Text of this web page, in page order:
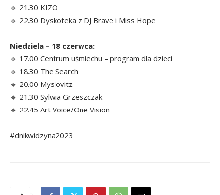
🔹 21.30 KIZO
🔹 22.30 Dyskoteka z DJ Brave i Miss Hope
Niedziela – 18 czerwca:
🔹 17.00 Centrum uśmiechu – program dla dzieci
🔹 18.30 The Search
🔹 20.00 Myslovitz
🔹 21.30 Sylwia Grzeszczak
🔹 22.45 Art Voice/One Vision
#dnikwidzyna2023